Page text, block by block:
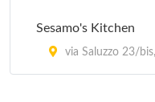
Sesamo's Kitchen
via Saluzzo 23/